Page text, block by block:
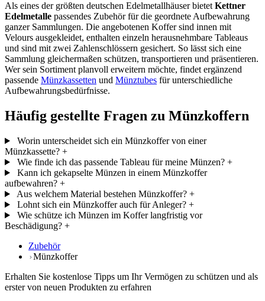
Als eines der größten deutschen Edelmetallhäuser bietet Kettner
Edelmetalle passendes Zubehör für die geordnete Aufbewahrung
ganzer Sammlungen. Die angebotenen Koffer sind innen mit
Velours ausgekleidet, enthalten einzeln herausnehmbare Tableaus
und sind mit zwei Zahlenschlössern gesichert. So lässt sich eine
Sammlung gleichermaßen schützen, transportieren und präsentieren.
Wer sein Sortiment planvoll erweitern möchte, findet ergänzend
passende Münzkassetten und Münztubes für unterschiedliche
Aufbewahrungsbedürfnisse.
Häufig gestellte Fragen zu Münzkoffern
Worin unterscheidet sich ein Münzkoffer von einer
Münzkassette? +
Wie finde ich das passende Tableau für meine Münzen? +
Kann ich gekapselte Münzen in einem Münzkoffer
aufbewahren? +
Aus welchem Material bestehen Münzkoffer? +
Lohnt sich ein Münzkoffer auch für Anleger? +
Wie schütze ich Münzen im Koffer langfristig vor
Beschädigung? +
Zubehör
Münzkoffer
Erhalten Sie kostenlose Tipps um Ihr Vermögen zu schützen und als
erster von neuen Produkten zu erfahren